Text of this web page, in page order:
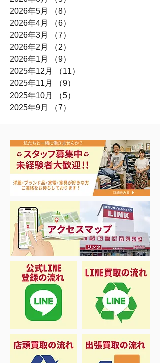
2026年5月
（8）
2026年4月
（6）
2026年3月
（7）
2026年2月
（2）
2026年1月
（9）
2025年12月
（11）
2025年11月
（9）
2025年10月
（5）
2025年9月
（7）